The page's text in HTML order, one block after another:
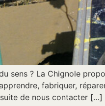
sens ? La Chignole
fabriquer,
de nous contacter […]